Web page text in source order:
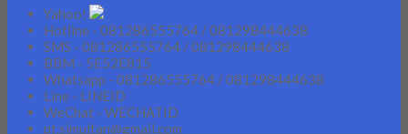
Yahoo!
Hotline - 081286555764 / 081298444638
SMS - 081286555764 / 081298444638
BBM - 5E52E815
Whatsapp - 081286555764 / 081298444638
Line - LINEID
WeChat - WECHATID
pt.simultan@gmail.com